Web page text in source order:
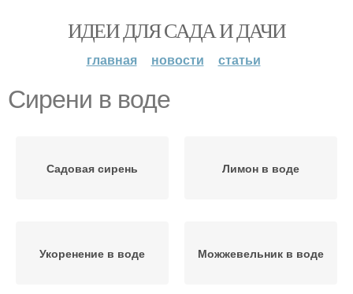
ИДЕИ ДЛЯ САДА И ДАЧИ
главная новости статьи
Сирени в воде
Садовая сирень Лимон в воде
Укоренение в воде Можжевельник в воде